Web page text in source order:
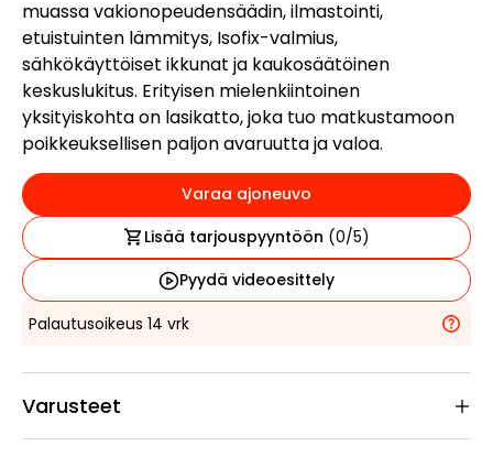
muassa vakionopeudensäädin, ilmastointi,
etuistuinten lämmitys, Isofix-valmius,
sähkökäyttöiset ikkunat ja kaukosäätöinen
keskuslukitus. Erityisen mielenkiintoinen
yksityiskohta on lasikatto, joka tuo matkustamoon
poikkeuksellisen paljon avaruutta ja valoa.
Varaa ajoneuvo
Lisää tarjouspyyntöön (0/5)
Pyydä videoesittely
Palautusoikeus 14 vrk
Varusteet